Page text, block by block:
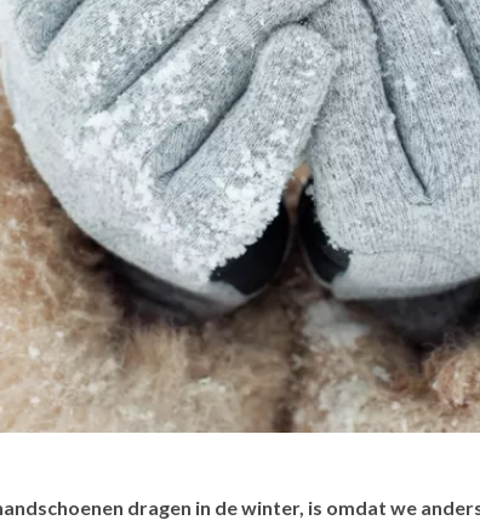
dragen in de winter, is omdat we